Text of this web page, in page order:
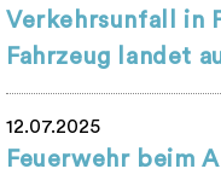
Verkehrsunfall in
Fahrzeug landet
12.07.2025
Feuerwehr beim